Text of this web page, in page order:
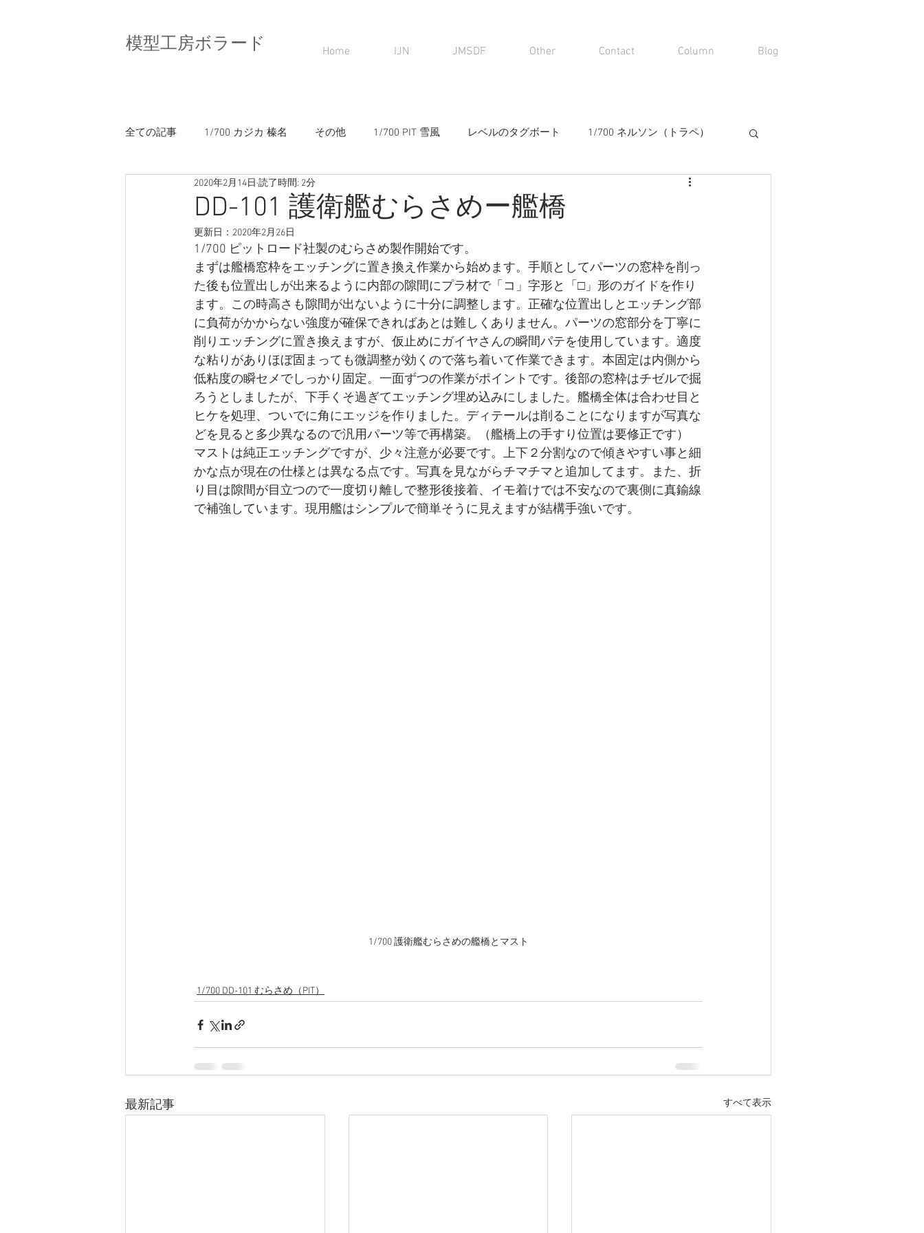
模型工房ボラード Home IJN JMSDF Other Contact Column Blog
全ての記事 1/700 カジカ 榛名 その他 1/700 PIT 雪風 レベルのタグボート 1/700 ネルソン（トラペ）
1/700 DD-101 むらさめ（PIT）
DD-101 護衛艦むらさめー艦橋
2020年2月14日 読了時間: 2分
更新日： 2020年2月26日
1/700 ピットロード社製のむらさめ製作開始です。
まずは艦橋窓枠をエッチングに置き換え作業から始めます。手順としてパーツの窓枠を削っ
た後も位置出しが出来るように内部の隙間にプラ材で「コ」字形と「□」形のガイドを作り
ます。この時高さも隙間が出ないように十分に調整します。正確な位置出しとエッチング部
に負荷がかからない強度が確保できればあとは難しくありません。パーツの窓部分を丁寧に
削りエッチングに置き換えますが、仮止めにガイヤさんの瞬間パテを使用しています。適度
な粘りがありほぼ固まっても微調整が効くので落ち着いて作業できます。本固定は内側から
低粘度の瞬セメでしっかり固定。一面ずつの作業がポイントです。後部の窓枠はチゼルで掘
ろうとしましたが、下手くそ過ぎてエッチング埋め込みにしました。艦橋全体は合わせ目と
ヒケを処理、ついでに角にエッジを作りました。ディテールは削ることになりますが写真な
どを見ると多少異なるので汎用パーツ等で再構築。（艦橋上の手すり位置は要修正です）
マストは純正エッチングですが、少々注意が必要です。上下２分割なので傾きやすい事と細
かな点が現在の仕様とは異なる点です。写真を見ながらチマチマと追加してます。また、折
り目は隙間が目立つので一度切り離しで整形後接着、イモ着けでは不安なので裏側に真鍮線
で補強しています。現用艦はシンプルで簡単そうに見えますが結構手強いです。
1/700 護衛艦むらさめの艦橋とマスト
1/700 DD-101 むらさめ（PIT）
最新記事 すべて表示